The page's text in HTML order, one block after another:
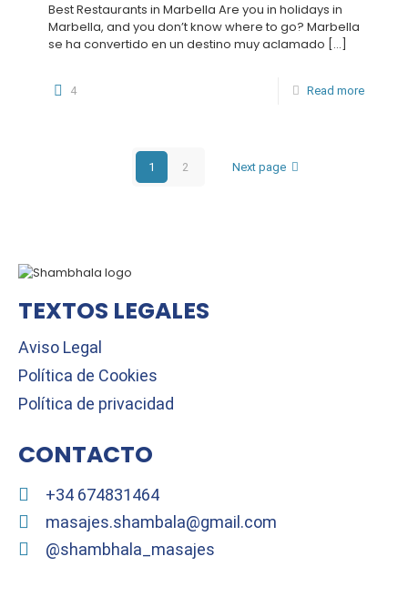
Best Restaurants in Marbella Are you in holidays in
Marbella, and you don’t know where to go? Marbella
se ha convertido en un destino muy aclamado […]
4 Read more
1 2 Next page
TEXTOS LEGALES
Aviso Legal
Política de Cookies
Política de privacidad
CONTACTO
+34 674831464
masajes.shambala@gmail.com
@shambhala_masajes